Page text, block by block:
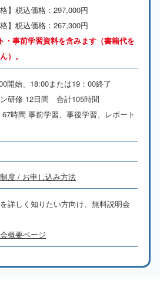
格】税込価格：297,000円
格】税込価格：267,300円
・事前学習資料を含みます（書籍代を
）。
開始、18:00または19：00終了
研修 12日間 合計105時間
時間 事前学習、事後学習、レポート
度 / お申し込み方法
詳しく知りたい方向け、無料説明会
概要ページ